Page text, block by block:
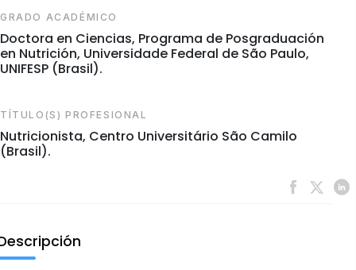
GRADO ACADÉMICO
Doctora en Ciencias, Programa de Posgraduación
en Nutrición, Universidade Federal de São Paulo,
UNIFESP (Brasil).
TÍTULO(S) PROFESIONAL
Nutricionista, Centro Universitário São Camilo
(Brasil).